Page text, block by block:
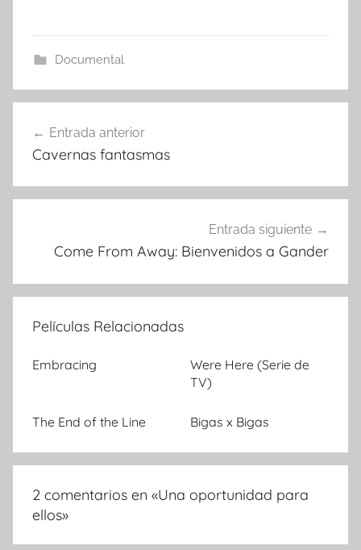
Documental
Navegación
de
entradas
Entrada anterior
Cavernas fantasmas
Entrada siguiente
Come From Away: Bienvenidos a Gander
Películas Relacionadas
Embracing
Were Here (Serie de
TV)
The End of the Line Bigas x Bigas
2 comentarios en «Una oportunidad para
ellos»